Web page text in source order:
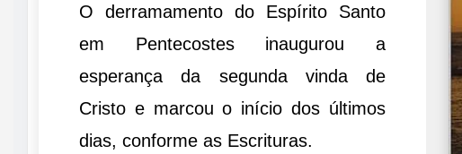
O derramamento do Espírito Santo
em Pentecostes inaugurou a
esperança da segunda vinda de
Cristo e marcou o início dos últimos
dias, conforme as Escrituras.